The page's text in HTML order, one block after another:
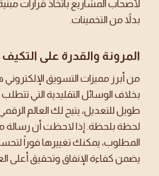
لأصحاب المشاريع باتخاذ قرارات
بدلاً من التخمينات.
المرونة والقدرة على التكيف
من أبرز مميزات التسويق الإلكتروني
بخلاف الوسائل التقليدية التي
طويل للتعديل، يتيح لك العالم
لحظة بلحظة. إذا لاحظت أن رسالة
المطلوب، يمكنك تغييرها فوراً
يضمن كفاءة الإنفاق وتحقيق أعلى